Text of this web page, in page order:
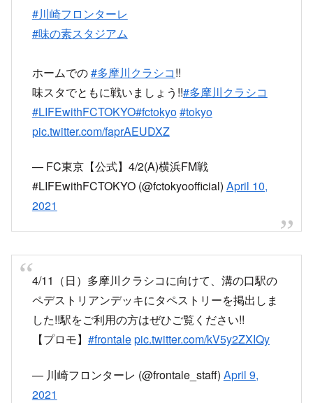
#川崎フロンターレ
#味の素スタジアム
ホームでの#多摩川クラシコ!!
味スタでともに戦いましょう!!#多摩川クラシコ
#LIFEwithFCTOKYO#fctokyo#tokyo
pic.twitter.com/faprAEUDXZ
— FC東京【公式】4/2(A)横浜FM戦
#LIFEwithFCTOKYO (@fctokyoofficial) April 10,
2021
4/11（日）多摩川クラシコに向けて、溝の口駅の
ペデストリアンデッキにタペストリーを掲出しま
した!!駅をご利用の方はぜひご覧ください!!
【プロモ】 #frontalepic.twitter.com/kV5y2ZXIQy
— 川崎フロンターレ (@frontale_staff) April 9,
2021